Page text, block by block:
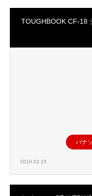
TOUGHBOOK CF-18
パナ
2010.02.15